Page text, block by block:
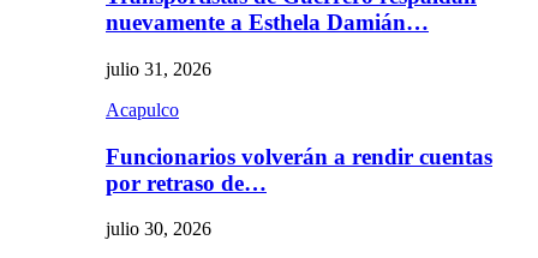
nuevamente a Esthela Damián…
julio 31, 2026
Acapulco
Funcionarios volverán a rendir cuentas
por retraso de…
julio 30, 2026